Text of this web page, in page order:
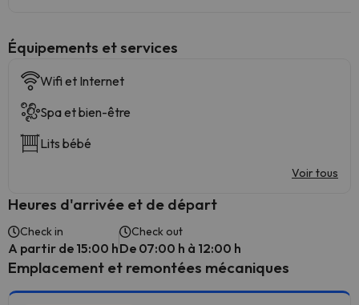
​Équipements et services
Wifi et Internet
Spa et bien-être
Lits bébé
Voir tous
Heures d'arrivée et de départ
Check in
A partir de 15:00 h
Check out
De 07:00 h à 12:00 h
Emplacement et remontées mécaniques